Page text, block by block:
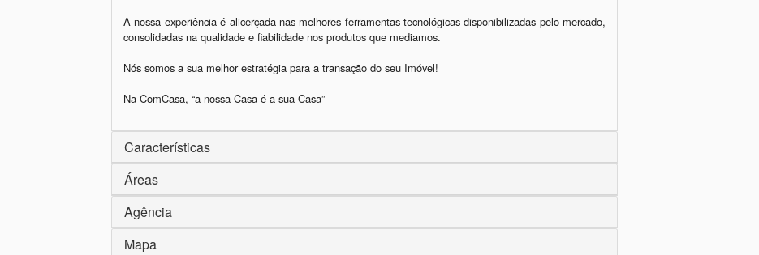
A nossa experiência é alicerçada nas melhores ferramentas tecnológicas disponibilizadas pelo mercado,
consolidadas na qualidade e fiabilidade nos produtos que mediamos.
Nós somos a sua melhor estratégia para a transação do seu Imóvel!
Características
Áreas
Agência
Mapa